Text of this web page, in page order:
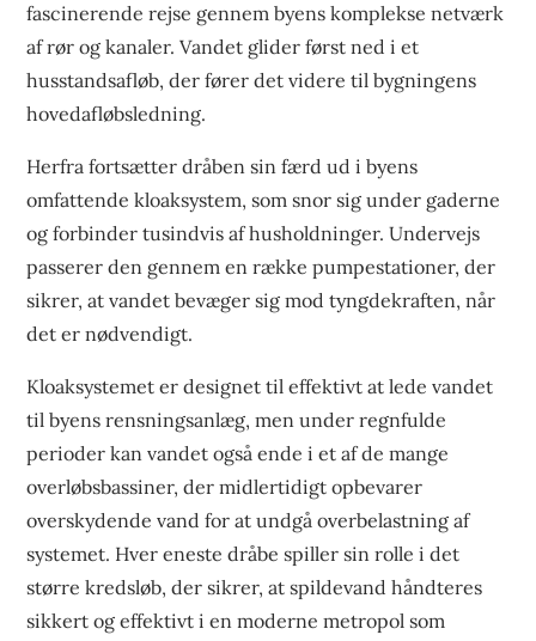
fascinerende rejse gennem byens komplekse netværk
af rør og kanaler. Vandet glider først ned i et
husstandsafløb, der fører det videre til bygningens
hovedafløbsledning.
Herfra fortsætter dråben sin færd ud i byens
omfattende kloaksystem, som snor sig under gaderne
og forbinder tusindvis af husholdninger. Undervejs
passerer den gennem en række pumpestationer, der
sikrer, at vandet bevæger sig mod tyngdekraften, når
det er nødvendigt.
Kloaksystemet er designet til effektivt at lede vandet
til byens rensningsanlæg, men under regnfulde
perioder kan vandet også ende i et af de mange
overløbsbassiner, der midlertidigt opbevarer
overskydende vand for at undgå overbelastning af
systemet. Hver eneste dråbe spiller sin rolle i det
større kredsløb, der sikrer, at spildevand håndteres
sikkert og effektivt i en moderne metropol som